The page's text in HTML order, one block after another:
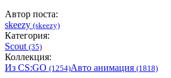
Автор поста:
skeezy (skeezy)
Категория:
Scout (35)
Коллекция:
Из CS:GO (1254)Авто анимация (1818)